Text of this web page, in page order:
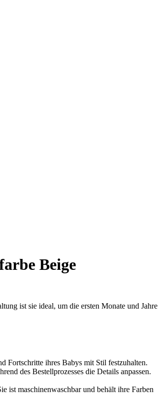
Beige
ist sie ideal, um die ersten Monate und Jahre
Fortschritte ihres Babys mit Stil festzuhalten.
des Bestellprozesses die Details anpassen.
ist maschinenwaschbar und behält ihre Farben